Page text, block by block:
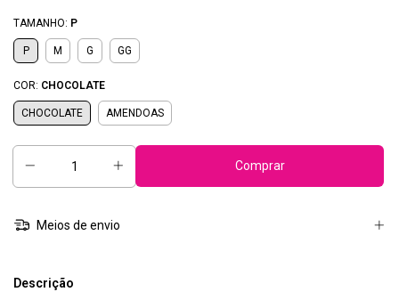
TAMANHO: P
P M G GG
COR: CHOCOLATE
CHOCOLATE AMENDOAS
Meios de envio
Descrição